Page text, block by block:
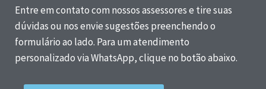
Entre em contato com nossos assessores e tire suas
dúvidas ou nos envie sugestões preenchendo o
formulário ao lado. Para um atendimento
personalizado via WhatsApp, clique no botão abaixo.